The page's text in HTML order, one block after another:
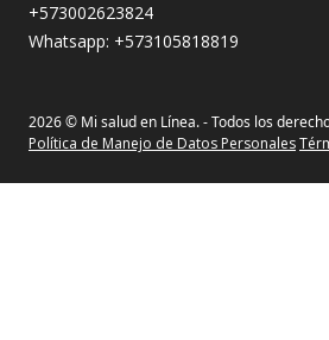
+573002623824
Whatsapp: +573105818819
2026 © Mi salud en Línea. - Todos los
Política de Manejo de Datos Personales